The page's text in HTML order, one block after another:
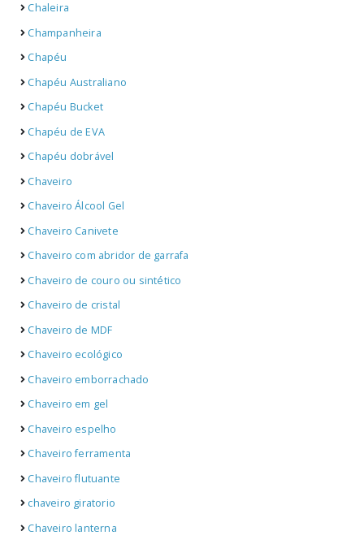
Chaleira
Champanheira
Chapéu
Chapéu Australiano
Chapéu Bucket
Chapéu de EVA
Chapéu dobrável
Chaveiro
Chaveiro Álcool Gel
Chaveiro Canivete
Chaveiro com abridor de garrafa
Chaveiro de couro ou sintético
Chaveiro de cristal
Chaveiro de MDF
Chaveiro ecológico
Chaveiro emborrachado
Chaveiro em gel
Chaveiro espelho
Chaveiro ferramenta
Chaveiro flutuante
chaveiro giratorio
Chaveiro lanterna